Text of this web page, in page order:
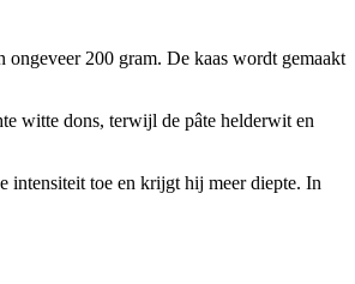
200 gram. De kaas wordt gemaakt
witte dons, terwijl de pâte helderwit en
intensiteit toe en krijgt hij meer diepte. In